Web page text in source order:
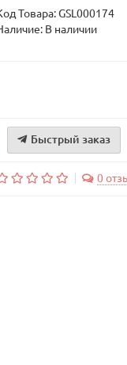
Товара:GSL000174
В наличии
Быстрый заказ
0